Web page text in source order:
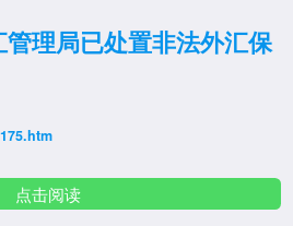
理局已处置非法外汇保
点击阅读